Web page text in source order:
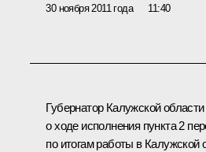
30 ноября 2011 года 11:40
Губернатор Калужской области
о ходе исполнения пункта 2
по итогам работы в Калужской